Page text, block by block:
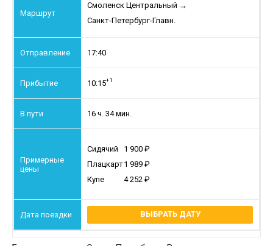
Смоленск Центральный →
Санкт-Петербург-Главн.
17:40
10:15+1
16 ч. 34 мин.
Сидячий
1 900
Плацкарт1 989
Купе
4 252
ВЫБРАТЬ ДАТУ